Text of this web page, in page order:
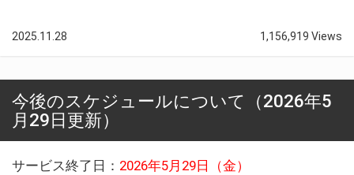
2025.11.28 1,156,919 Views
今後のスケジュールについて（2026年5
月29日更新）
サービス終了日： 2026年5月29日（金）